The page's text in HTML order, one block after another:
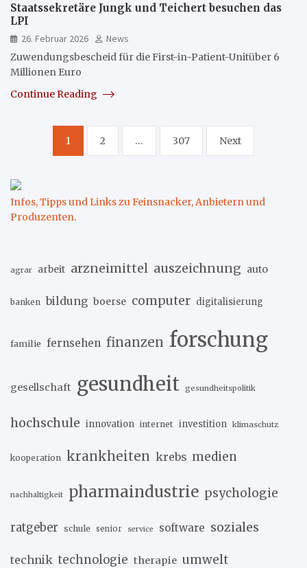
Staatssekretäre Jungk und Teichert besuchen das
LPI
26. Februar 2026
News
Zuwendungsbescheid für die First-in-Patient-Unitüber 6
Millionen Euro
Continue Reading
Seitennummerierung
Beiträge
1 2 … 307 Next
Infos, Tipps und Links zu Feinsnacker, Anbietern und
Produzenten.
agrar arbeit arzneimittel auszeichnung auto
banken bildung boerse computer digitalisierung
familie fernsehen finanzen forschung
gesellschaft gesundheit gesundheitspolitik
hochschule innovation internet investition klimaschutz
kooperation krankheiten krebs medien
nachhaltigkeit pharmaindustrie psychologie
ratgeber schule senior service software soziales
technik technologie therapie umwelt